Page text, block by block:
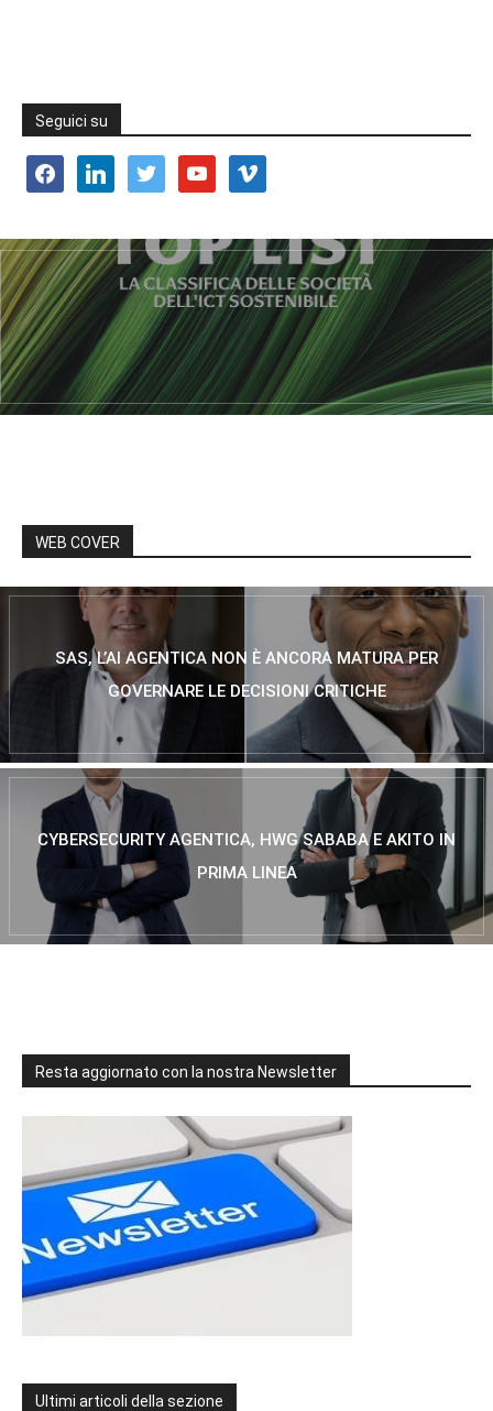
Seguici su
facebooklinkedin twitter youtube vimeo
WEB COVER
SAS, L’AI AGENTICA NON È ANCORA MATURA PER
GOVERNARE LE DECISIONI CRITICHE
CYBERSECURITY AGENTICA, HWG SABABA E AKITO IN
PRIMA LINEA
Resta aggiornato con la nostra Newsletter
Ultimi articoli della sezione